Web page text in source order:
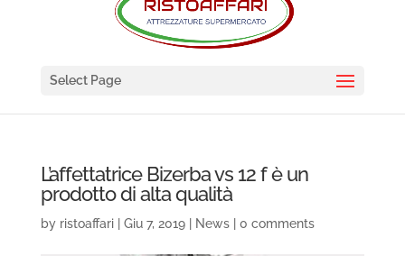
Select Page
L’affettatrice Bizerba vs 12 f è un
prodotto di alta qualità
by ristoaffari| Giu 7, 2019| News| 0 comments